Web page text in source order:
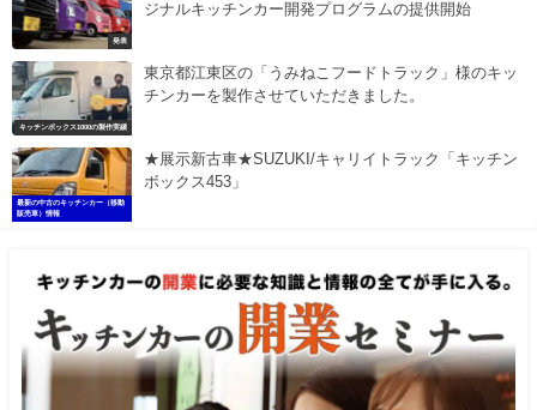
発表
ジナルキッチンカー開発プログラムの提供開始
キッチンボックス1000の製作実績
東京都江東区の「うみねこフードトラック」様のキッ
チンカーを製作させていただきました。
最新の中古のキッチンカー（移動
販売車）情報
★展示新古車★SUZUKI/キャリイトラック「キッチン
ボックス453」